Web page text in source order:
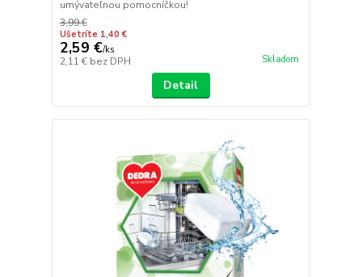
umývateľnou pomocníčkou!
3,99 €
Ušetríte 1,40 €
2,59 €/ks
2,11 € bez DPH Skladom
Detail